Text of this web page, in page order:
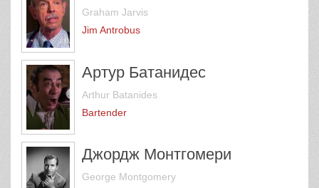
Graham Jarvis
Jim Antrobus
Артур Батанидес
Arthur Batanides
Bartender
Джордж Монтгомери
George Montgomery